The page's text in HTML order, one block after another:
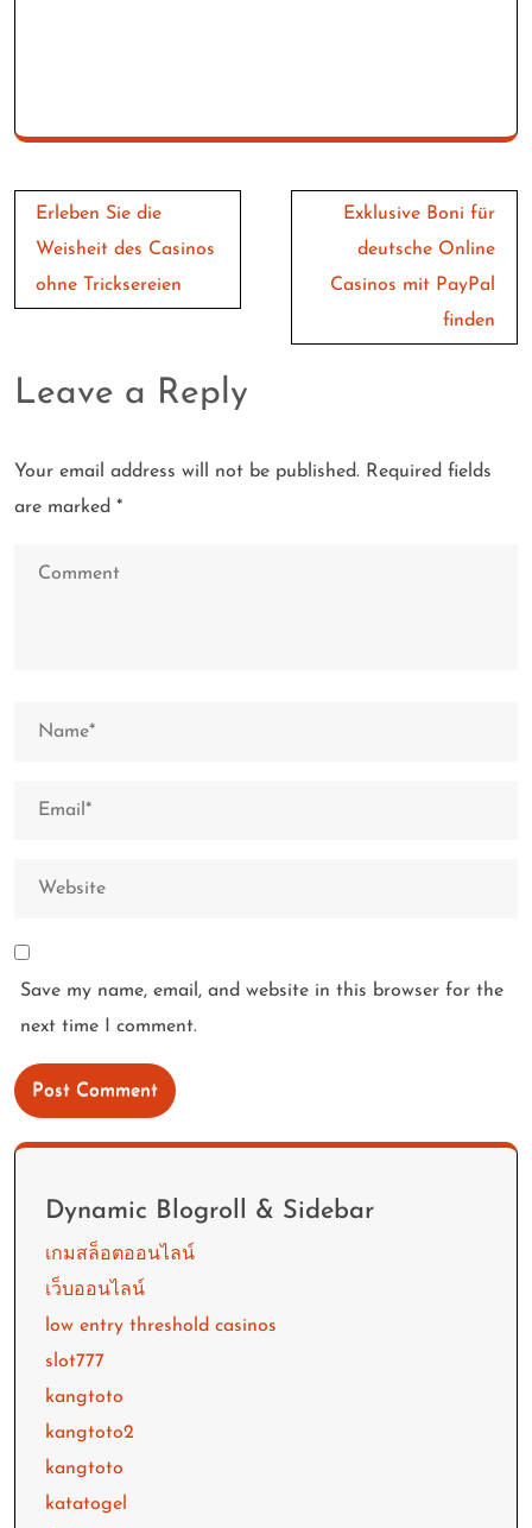
Post
navigation
Erleben Sie die
Weisheit des Casinos
ohne Tricksereien
Exklusive Boni für
deutsche Online
Casinos mit PayPal
finden
Leave a Reply
Your email address will not be published. Required fields
are marked *
Save my name, email, and website in this browser for the
next time I comment.
Dynamic Blogroll & Sidebar
เกมสล็อตออนไลน์
เว็บออนไลน์
low entry threshold casinos
slot777
kangtoto
kangtoto2
kangtoto
katatogel